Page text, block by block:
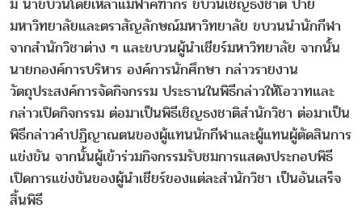
มหาวิทยาลัยและตราสัญลักษณ์มหาวิทยาลัย ขบวนนำนักกีฬา
จากสำนักวิชาต่าง ๆ และขบวนผู้นำเชียร์มหาวิทยาลัย จากนั้น
นายกองค์การบริหาร องค์การนักศึกษา กล่าวรายงาน
วัตถุประสงค์การจัดกิจกรรม ประธานในพิธีกล่าวให้โอวาทและ
กล่าวเปิดกิจกรรม ต่อมาเป็นพิธีเชิญธงชาติสำนักวิชา ต่อมาเป็น
พิธีกล่าวคำปฏิญาณตนของผู้แทนนักกีฬาและผู้แทนผู้ตัดสินการ
แข่งขัน จากนั้นผู้เข้าร่วมกิจกรรมรับชมการแสดงประกอบพิธี
เปิดการแข่งขันของผู้นำเชียร์ของแต่ละสำนักวิชา เป็นอันเสร็จ
สิ้นพิธี